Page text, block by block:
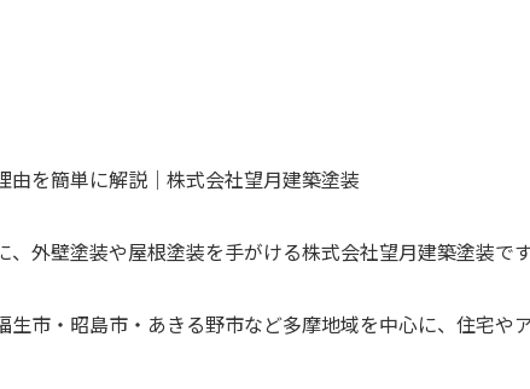
由を簡単に解説｜株式会社望月建築塗装
外壁塗装や屋根塗装を手がける株式会社望月建築塗装です
市・昭島市・あきる野市など多摩地域を中心に、住宅や